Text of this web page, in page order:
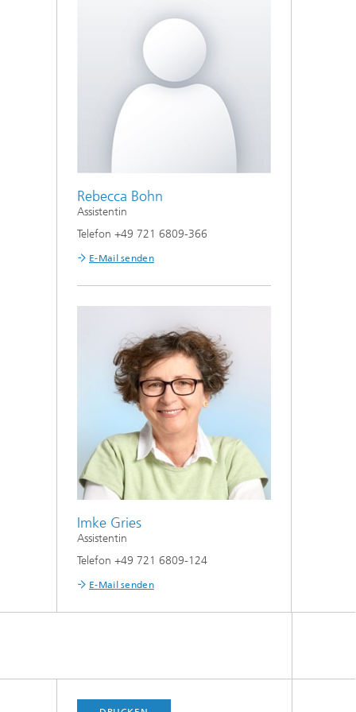
Rebecca Bohn
Assistentin
Telefon +49 721 6809-366
E-Mail senden
Imke Gries
Assistentin
Telefon +49 721 6809-124
E-Mail senden